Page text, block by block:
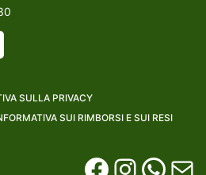
SULLA PRIVACY
SUI RIMBORSI E SUI RESI